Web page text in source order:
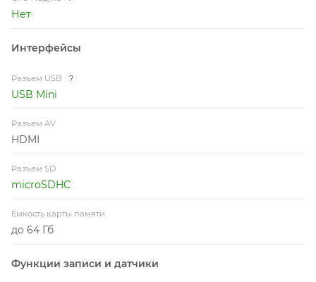
Нет
Интерфейсы
Разъем USB ?
USB Mini
Разъем AV
HDMI
Разъем SD
microSDHC
Ёмкость карты памяти
до 64 Гб
Функции записи и датчики